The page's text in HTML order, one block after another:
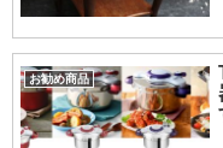
お勧め商品